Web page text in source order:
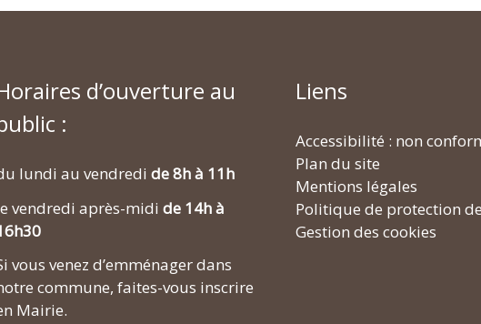
d’ouverture au
:
lundi au vendredi de 8h à 11h
vendredi après-midi de 14h à
vous venez d’emménager dans
commune, faites-vous inscrire
Mairie.
Liens
Accessibilité : non
Plan du site
Mentions légales
Politique de protection
Gestion des cookies